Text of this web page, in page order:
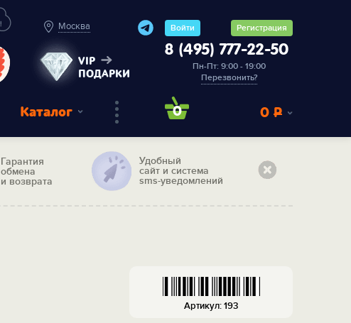
Москва
VIP
ПОДАРКИ
Войти Регистрация
8 (495) 777-22-50
Пн-Пт: 9:00 - 19:00
Перезвонить?
Каталог 0 0 Р
Гарантия
обмена
и возврата
Удобный
сайт и система
sms-уведомлений
Артикул: 193